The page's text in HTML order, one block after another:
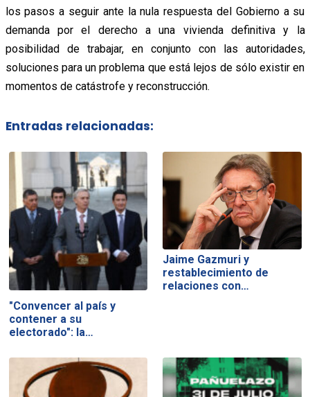
los pasos a seguir ante la nula respuesta del Gobierno a su
demanda por el derecho a una vivienda definitiva y la
posibilidad de trabajar, en conjunto con las autoridades,
soluciones para un problema que está lejos de sólo existir en
momentos de catástrofe y reconstrucción.
Entradas relacionadas:
"Convencer al país y
contener a su
electorado": la…
Jaime Gazmuri y
restablecimiento de
relaciones con…